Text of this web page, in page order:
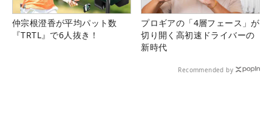
仲宗根澄香が平均パット数
『TRTL』で6人抜き！
プロギアの「4層フェース」が
切り開く高初速ドライバーの
新時代
Recommended by